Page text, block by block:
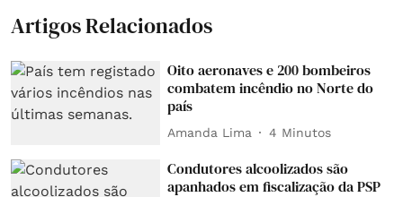
Artigos Relacionados
Oito aeronaves e 200 bombeiros
combatem incêndio no Norte do
país
Amanda Lima 4 Minutos
Condutores alcoolizados são
apanhados em fiscalização da PSP